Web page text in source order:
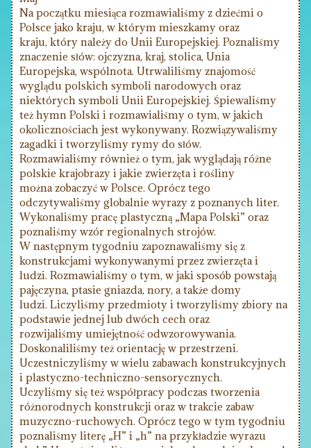
Na początku miesiąca rozmawialiśmy z dziećmi o
Polsce jako kraju, w którym mieszkamy oraz
kraju, który należy do Unii Europejskiej. Poznaliśmy
znaczenie słów: ojczyzna, kraj, stolica, Unia
Europejska, wspólnota. Utrwaliliśmy znajomość
wyglądu polskich symboli narodowych oraz
niektórych symboli Unii Europejskiej. Śpiewaliśmy
też hymn Polski i rozmawialiśmy o tym, w jakich
okolicznościach jest wykonywany. Rozwiązywaliśmy
zagadki i tworzyliśmy rymy do słów.
Rozmawialiśmy również o tym, jak wyglądają różne
polskie krajobrazy i jakie zwierzęta i rośliny
można zobaczyć w Polsce. Oprócz tego
odczytywaliśmy globalnie wyrazy z poznanych liter.
Wykonaliśmy pracę plastyczną „Mapa Polski” oraz
poznaliśmy wzór regionalnych strojów.
W następnym tygodniu zapoznawaliśmy się z
konstrukcjami wykonywanymi przez zwierzęta i
ludzi. Rozmawialiśmy o tym, w jaki sposób powstają
pajęczyna, ptasie gniazda, nory, a także domy
ludzi. Liczyliśmy przedmioty i tworzyliśmy zbiory na
podstawie jednej lub dwóch cech oraz
rozwijaliśmy umiejętność odwzorowywania.
Doskonaliliśmy też orientację w przestrzeni.
Uczestniczyliśmy w wielu zabawach konstrukcyjnych
i plastyczno-techniczno-sensorycznych.
Uczyliśmy się też współpracy podczas tworzenia
różnorodnych konstrukcji oraz w trakcie zabaw
muzyczno-ruchowych. Oprócz tego w tym tygodniu
poznaliśmy literę „H” i „h” na przykładzie wyrazu